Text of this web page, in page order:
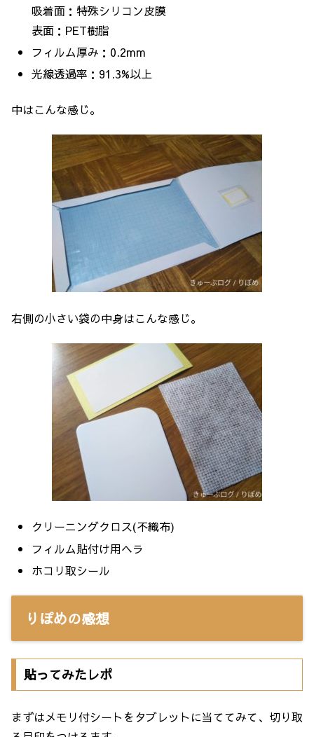
吸着面：特殊シリコン皮膜
表面：PET樹脂
フィルム厚み：0.2mm
光線透過率：91.3%以上
中はこんな感じ。
右側の小さい袋の中身はこんな感じ。
クリーニングクロス(不織布)
フィルム貼付け用ヘラ
ホコリ取シール
りぽめの感想
貼ってみたレポ
まずはメモリ付シートをタブレットに当ててみて、切り取